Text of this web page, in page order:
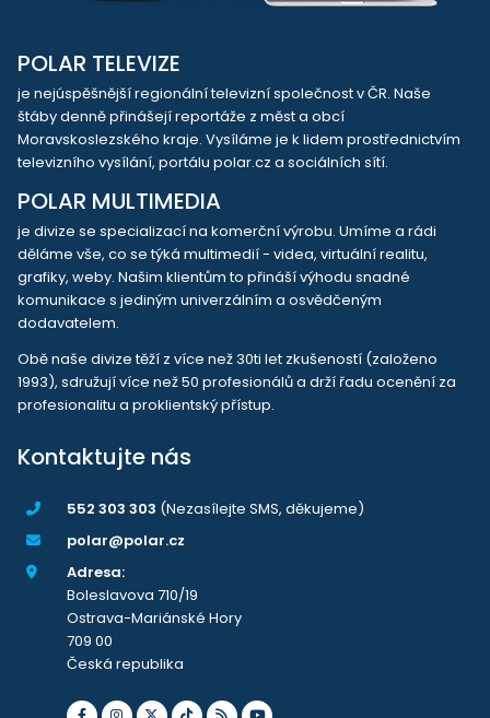
POLAR TELEVIZE
je nejúspěšnější regionální televizní společnost v ČR. Naše
štáby denně přinášejí reportáže z měst a obcí
Moravskoslezského kraje. Vysíláme je k lidem prostřednictvím
televizního vysílání, portálu polar.cz a sociálních sítí.
POLAR MULTIMEDIA
je divize se specializací na komerční výrobu. Umíme a rádi
děláme vše, co se týká multimedií - videa, virtuální realitu,
grafiky, weby. Našim klientům to přináší výhodu snadné
komunikace s jediným univerzálním a osvědčeným
dodavatelem.
Obě naše divize těží z více než 30ti let zkušeností (založeno
1993), sdružují více než 50 profesionálů a drží řadu ocenění za
profesionalitu a proklientský přístup.
Kontaktujte nás
552 303 303 (Nezasílejte SMS, děkujeme)
polar@polar.cz
Adresa:
Boleslavova 710/19
Ostrava-Mariánské Hory
709 00
Česká republika